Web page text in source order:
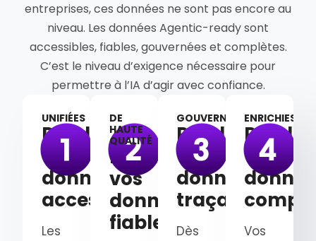
entreprises, ces données ne sont pas encore au
niveau. Les données Agentic-ready sont
accessibles, fiables, gouvernées et complètes.
C’est le niveau d’exigence nécessaire pour
permettre à l’IA d’agir avec confiance.
UNIFIÉES
Rendez
vos
données
accessibles
Les
DE
HAUTE
QUALITÉ
Rendez
vos
données
fiables
GOUVERNÉES
Rendez
vos
données
traçables
Dès
ENRICHIES
Rendez
vos
Vos